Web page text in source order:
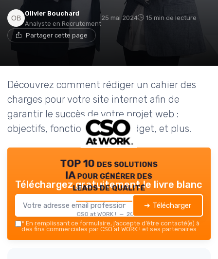
Olivier Bouchard
Analyste en Recrutement
25 mai 2024 15 min de lecture
Partager cette page
Découvrez comment rédiger un cahier des
charges pour votre site internet afin de
garantir le succès de votre projet web :
objectifs, fonctionnalités, budget, et plus.
TOP 10 des solutions
IA pour générer des
leads de qualité
CSO at WORK ! — 2026
Téléchargez gratuitement le livre blanc
➔ Télécharger
* En remplissant ce formulaire, j’accepte d’être contacté(e) à
des fins commerciales par CSO at WORK ! et ses partenaires.